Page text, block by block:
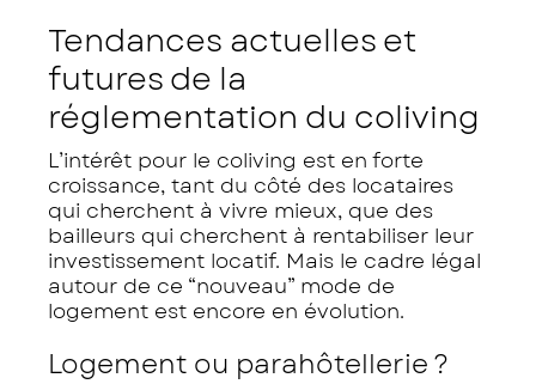
Tendances actuelles et
futures de la
réglementation du coliving
L’intérêt pour le coliving est en forte
croissance, tant du côté des locataires
qui cherchent à vivre mieux, que des
bailleurs qui cherchent à rentabiliser leur
investissement locatif. Mais le cadre légal
autour de ce “nouveau” mode de
logement est encore en évolution.
Logement ou parahôtellerie ?